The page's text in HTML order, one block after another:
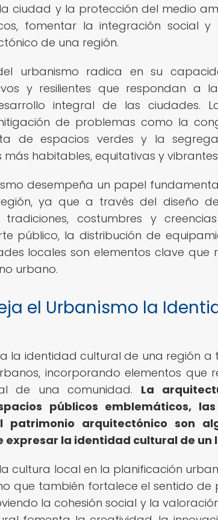
ciudad y la protección del medio
fomentar la integración social
de una región.
urbanismo radica en su
y resilientes que respondan
integral de las ciudades.
de problemas como la
de espacios verdes y la
habitables, equitativas y
desempeña un papel
ya que a través del diseño
tradiciones, costumbres y
público, la distribución de
locales son elementos clave
urbano.
el Urbanismo la
la identidad cultural de una región
incorporando elementos que
de una comunidad. La
públicos emblemáticos,
patrimonio arquitectónico son
expresar la identidad cultural de un
cultura local en la planificación
que también fortalece el sentido
la cohesión social y la